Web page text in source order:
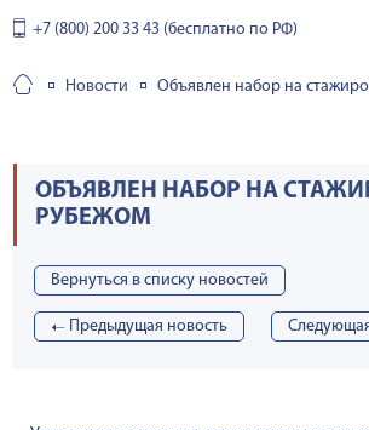
+7 (800) 200 33 43 (бесплатно по РФ)
Новости Объявлен набор на
ОБЪЯВЛЕН НАБОР НА
РУБЕЖОМ
Вернуться в списку новостей
➝ Предыдущая новость